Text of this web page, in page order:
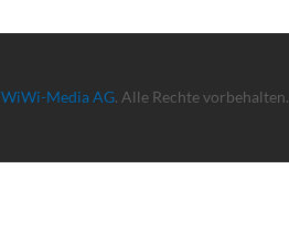
WiWi-Media AG. Alle Rechte vorbehalten.